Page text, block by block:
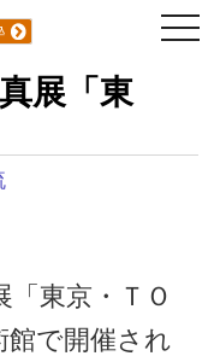
展「東
東京・ＴＯ
館で開催され